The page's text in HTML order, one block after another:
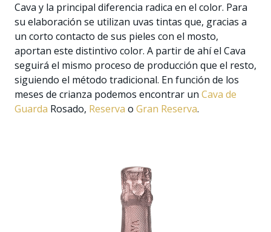
Cava y la principal diferencia radica en el color. Para
su elaboración se utilizan uvas tintas que, gracias a
un corto contacto de sus pieles con el mosto,
aportan este distintivo color. A partir de ahí el Cava
seguirá el mismo proceso de producción que el resto,
siguiendo el método tradicional. En función de los
meses de crianza podemos encontrar un Cava de
Guarda Rosado, Reserva o Gran Reserva.